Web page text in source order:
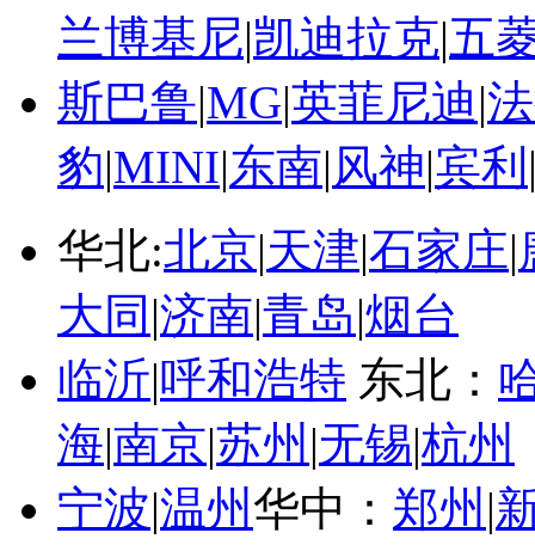
兰博基尼|凯迪拉克|五
斯巴鲁|MG|英菲尼迪|
豹|MINI|东南|风神|宾利
华北:北京|天津|石家庄|
大同 |济南|青岛|烟台
临沂|呼和浩特 东北：
海|南京|苏州 |无锡|杭州
宁波|温州华中： 郑州 |